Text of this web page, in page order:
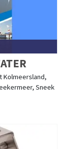
Kolmeersland,
Sneek